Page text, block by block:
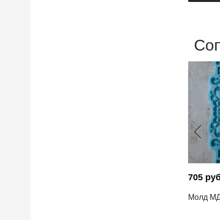
705
Молд